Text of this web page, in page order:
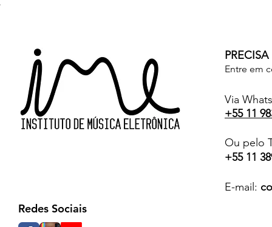
Redes Sociais
Entre em
Via
+55 11
Ou pelo
+55 11
E-mail: